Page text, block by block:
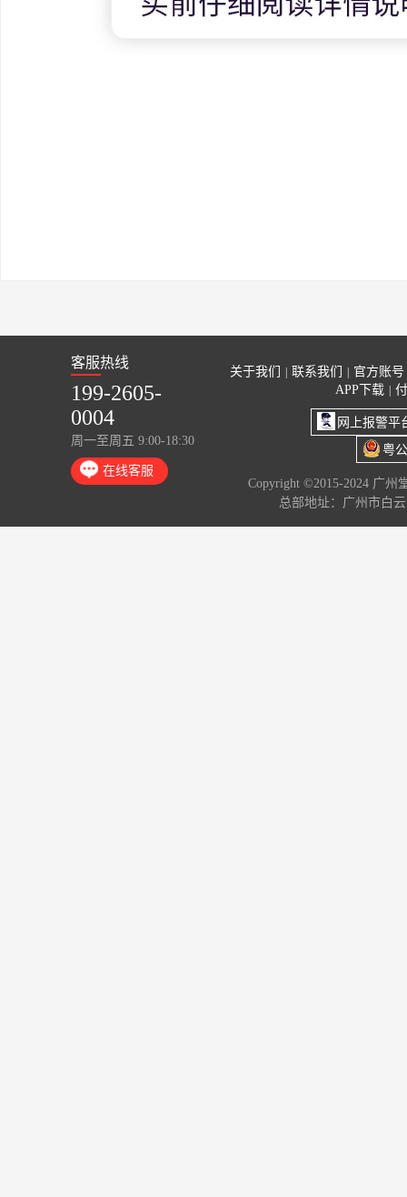
客服热线
199-2605-
0004
周一至周五 9:00-18:30
在线客服
关于我们 | 联系我们 | 官方账号
APP下载 |
网上报警平
粤
Copyright ©2015-2024 广州
总部地址：广州市白